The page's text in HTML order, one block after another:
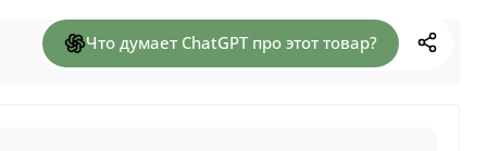
Что думает ChatGPT про этот товар?